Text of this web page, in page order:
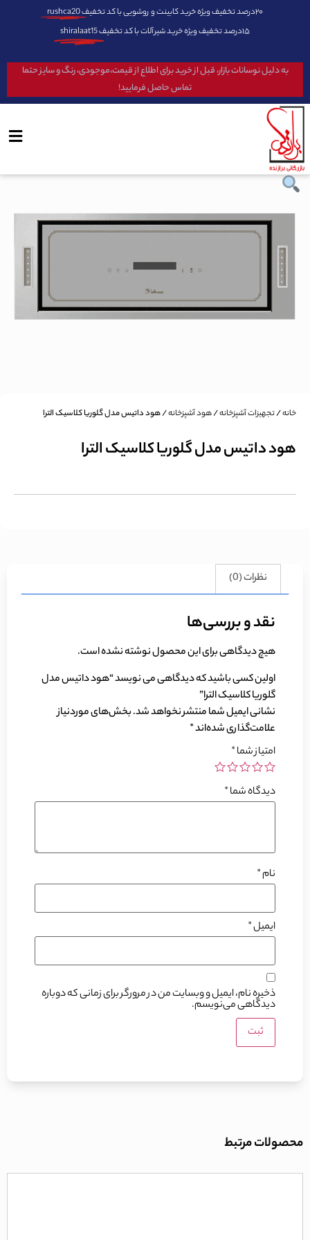
۲۰درصد تخفیف ویژه خرید کابینت و روشویی با کد تخفیف
rushca20
۱۵درصد تخفیف ویژه خرید شیرآلات با کد تخفیف
shiralaat15
به دلیل نوسانات بازار، قبل از خرید برای اطلاع از قیمت،موجودی، رنگ و سایز حتما
تماس حاصل فرمایید!
خانه/تجهیزات آشپزخانه/هود آشپزخانه/ هود داتیس مدل گلوریا کلاسیک الترا
هود داتیس مدل گلوریا کلاسیک الترا
نظرات (0)
نقد و بررسی‌ها
هیچ دیدگاهی برای این محصول نوشته نشده است.
اولین کسی باشید که دیدگاهی می نویسد “هود داتیس مدل
گلوریا کلاسیک الترا”
نشانی ایمیل شما منتشر نخواهد شد.بخش‌های موردنیاز
علامت‌گذاری شده‌اند*
امتیاز شما*
دیدگاه شما*
نام*
ایمیل*
ذخیره نام، ایمیل و وبسایت من در مرورگر برای زمانی که دوباره
دیدگاهی می‌نویسم.
محصولات مرتبط